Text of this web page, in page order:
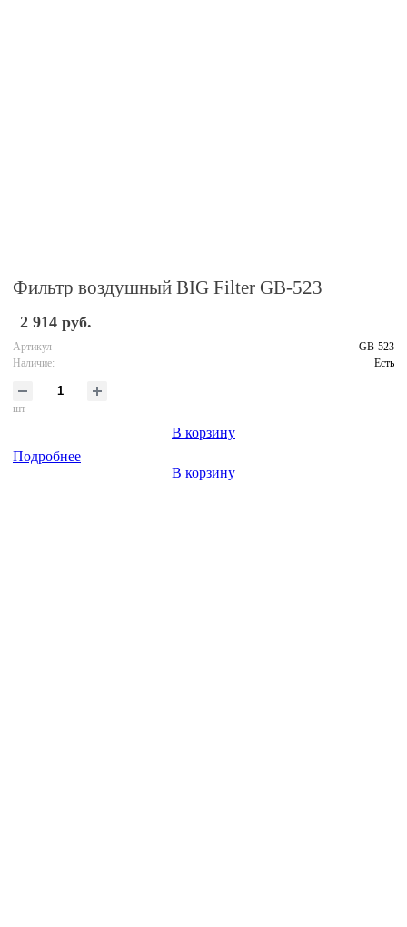
Фильтр воздушный BIG Filter GB-523
2 914 руб.
Артикул
GB-523
Наличие:
Есть
шт
В корзину
Подробнее
В корзину